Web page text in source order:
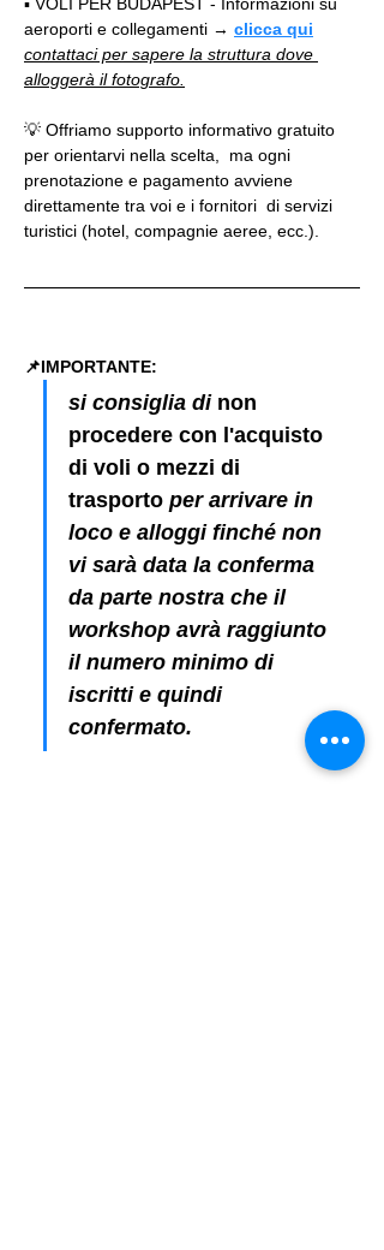
▪️ VOLI PER BUDAPEST - Informazioni su
aeroporti e collegamenti → clicca qui
contattaci per sapere la struttura dove
alloggerà il fotografo.
💡 Offriamo supporto informativo gratuito
per orientarvi nella scelta,  ma ogni
prenotazione e pagamento avviene
direttamente tra voi e i fornitori  di servizi
turistici (hotel, compagnie aeree, ecc.).
📌IMPORTANTE:
si consiglia di non
procedere con l'acquisto
di voli o mezzi di
trasporto per arrivare in
loco e alloggi finché non
vi sarà data la conferma
da parte nostra che il
workshop avrà raggiunto
il numero minimo di
iscritti e quindi
confermato.